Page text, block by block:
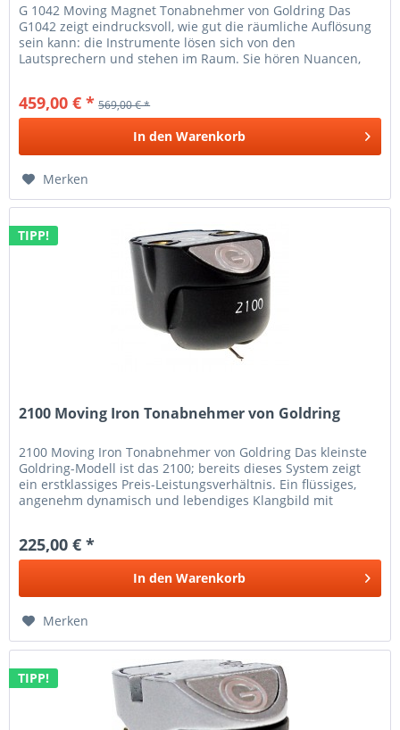
G 1042 Moving Magnet Tonabnehmer von Goldring Das
G1042 zeigt eindrucksvoll, wie gut die räumliche Auflösung
sein kann: die Instrumente lösen sich von den
Lautsprechern und stehen im Raum. Sie hören Nuancen,
459,00 € * 569,00 € *
In den Warenkorb
Merken
TIPP!
2100 Moving Iron Tonabnehmer von Goldring
2100 Moving Iron Tonabnehmer von Goldring Das kleinste
Goldring-Modell ist das 2100; bereits dieses System zeigt
ein erstklassiges Preis-Leistungsverhältnis. Ein flüssiges,
angenehm dynamisch und lebendiges Klangbild mit
225,00 € *
In den Warenkorb
Merken
TIPP!